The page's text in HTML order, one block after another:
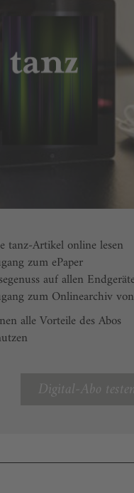
tanz-Artikel online lesen
zum ePaper
auf allen
zum Onlinearchiv
alle Vorteile des Abos
Digital-Abo testen